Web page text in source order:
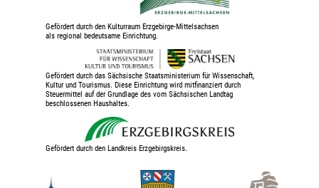
Gefördert durch den Kulturraum Erzgebirge-Mittelsachsen
als regional bedeutsame Einrichtung.
Gefördert durch das Sächsische Staatsministerium für Wissenschaft,
Kultur und Tourismus. Diese Einrichtung wird mitfinanziert durch
Steuermittel auf der Grundlage des vom Sächsischen Landtag
beschlossenen Haushaltes.
Gefördert durch den Landkreis Erzgebirgskreis.